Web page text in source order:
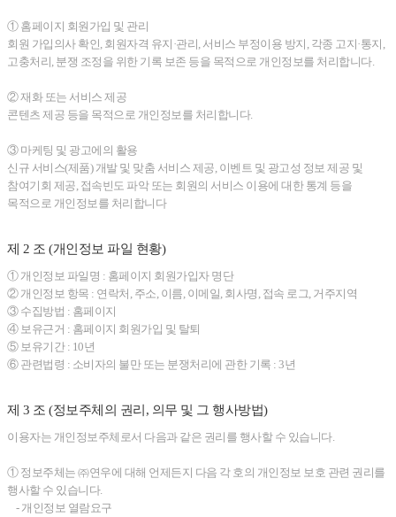
① 홈페이지 회원가입 및 관리
회원 가입의사 확인, 회원자격 유지·관리, 서비스 부정이용 방지, 각종 고지·통지,
고충처리, 분쟁 조정을 위한 기록 보존 등을 목적으로 개인정보를 처리합니다.
② 재화 또는 서비스 제공
콘텐츠 제공 등을 목적으로 개인정보를 처리합니다.
③ 마케팅 및 광고에의 활용
신규 서비스(제품) 개발 및 맞춤 서비스 제공, 이벤트 및 광고성 정보 제공 및
참여기회 제공, 접속빈도 파악 또는 회원의 서비스 이용에 대한 통계 등을
목적으로 개인정보를 처리합니다
제 2 조 (개인정보 파일 현황)
① 개인정보 파일명 : 홈페이지 회원가입자 명단
② 개인정보 항목 : 연락처, 주소, 이름, 이메일, 회사명, 접속 로그, 거주지역
③ 수집방법 : 홈페이지
④ 보유근거 : 홈페이지 회원가입 및 탈퇴
⑤ 보유기간 : 10년
⑥ 관련법령 : 소비자의 불만 또는 분쟁처리에 관한 기록 : 3년
제 3 조 (정보주체의 권리, 의무 및 그 행사방법)
이용자는 개인정보주체로서 다음과 같은 권리를 행사할 수 있습니다.
① 정보주체는 ㈜연우에 대해 언제든지 다음 각 호의 개인정보 보호 관련 권리를
행사할 수 있습니다.
- 개인정보 열람요구